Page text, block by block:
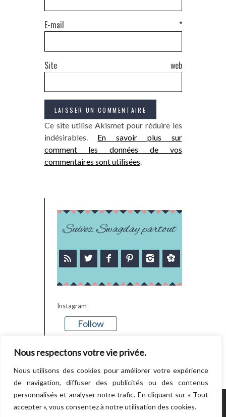
Nous respectons votre vie privée.
Nous utilisons des cookies pour améliorer votre expérience
de navigation, diffuser des publicités ou des contenus
personnalisés et analyser notre trafic. En cliquant sur « Tout
accepter », vous consentez à notre utilisation des cookies.
E-mail *
Site web
Ce site utilise Akismet pour réduire les
indésirables. En savoir plus sur
comment les données de vos
commentaires sont utilisées.
Suivez Swagday partout
Instagram
Follow
POWERED BY WORDPRESS.CREATED BY